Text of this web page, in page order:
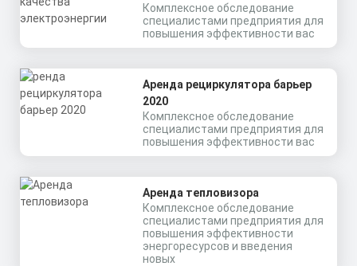
Комплексное обследование
специалистами предприятия для
повышения эффективности вас
Аренда рециркулятора барьер
2020
Комплексное обследование
специалистами предприятия для
повышения эффективности вас
Аренда тепловизора
Комплексное обследование
специалистами предприятия для
повышения эффективности
энергоресурсов и введения
новых